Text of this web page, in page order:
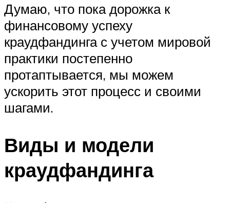
Думаю, что пока дорожка к
финансовому успеху
краудфандинга с учетом мировой
практики постепенно
протаптывается, мы можем
ускорить этот процесс и своими
шагами.
Виды и модели
краудфандинга